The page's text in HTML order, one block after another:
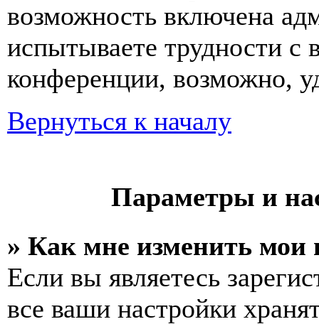
возможность включена
испытываете трудности с
конференции, возможно,
Вернуться к началу
Параметры и
» Как мне изменить мои
Если вы являетесь
все ваши настройки